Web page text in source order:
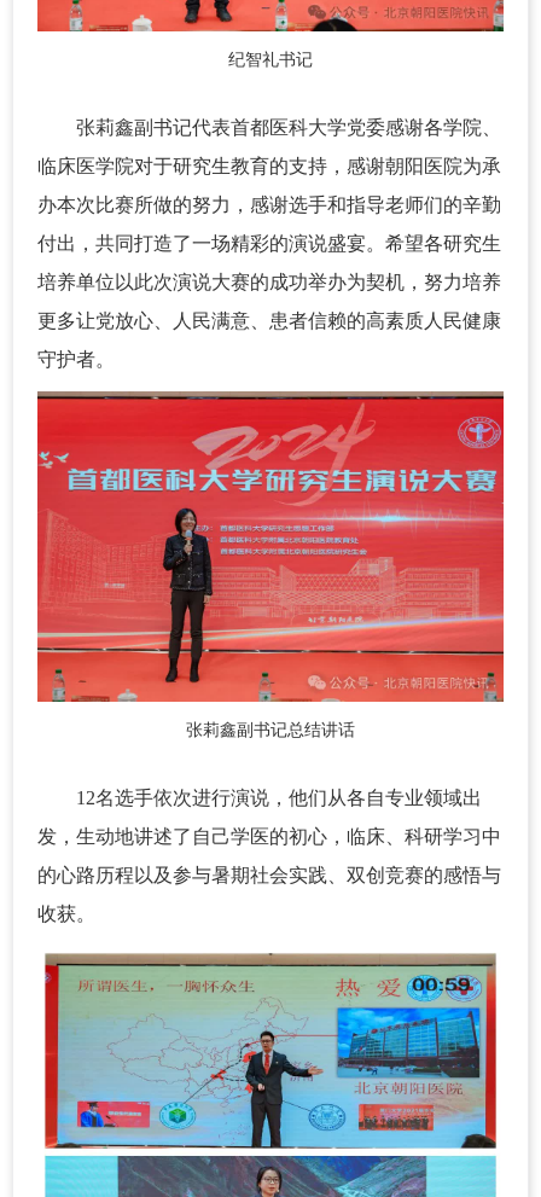
纪智礼书记
张莉鑫副书记代表首都医科大学党委感谢各学院、
临床医学院对于研究生教育的支持，感谢朝阳医院为承
办本次比赛所做的努力，感谢选手和指导老师们的辛勤
付出，共同打造了一场精彩的演说盛宴。希望各研究生
培养单位以此次演说大赛的成功举办为契机，努力培养
更多让党放心、人民满意、患者信赖的高素质人民健康
守护者。
张莉鑫副书记总结讲话
12名选手依次进行演说，他们从各自专业领域出
发，生动地讲述了自己学医的初心，临床、科研学习中
的心路历程以及参与暑期社会实践、双创竞赛的感悟与
收获。